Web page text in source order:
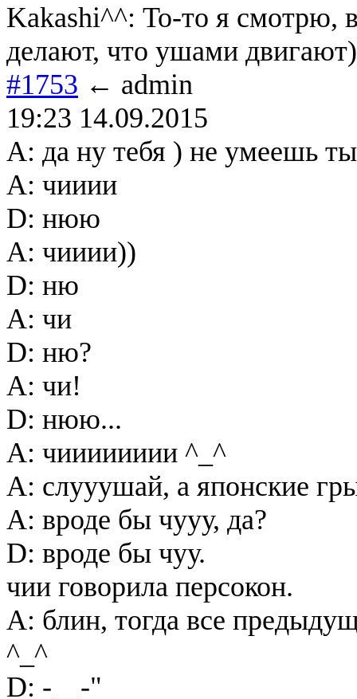
Kakashi^^: То-то я смотрю,
делают, что ушами
#1753 ← admin
19:23 14.09.2015
A: да ну тебя ) не умеешь
A: чииии
D: нюю
A: чииии))
D: ню
A: чи
D: ню?
A: чи!
D: нюю...
A: чииииииии ^_^
A: слууушай, а японские
A: вроде бы чууу, да?
D: вроде бы чуу.
чии говорила персокон.
A: блин, тогда все
^_^
D: -__-"